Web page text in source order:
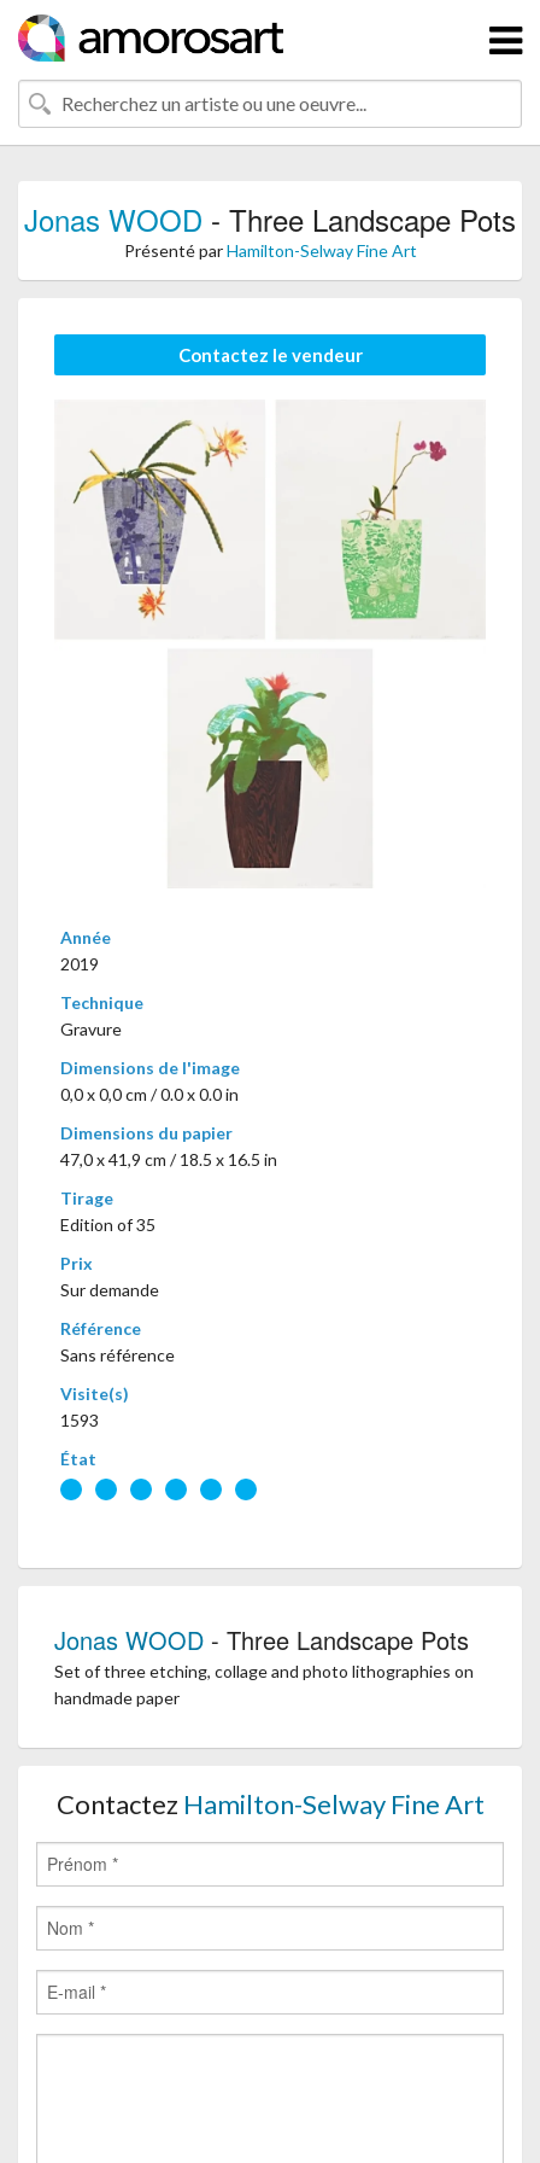
Jonas WOOD - Three Landscape Pots
Présenté parHamilton-Selway Fine Art
Contactez le vendeur
Année
2019
Technique
Gravure
Dimensions de l'image
0,0 x 0,0 cm / 0.0 x 0.0 in
Dimensions du papier
47,0 x 41,9 cm / 18.5 x 16.5 in
Tirage
Edition of 35
Prix
Sur demande
Référence
Sans référence
Visite(s)
1593
État
Jonas WOOD - Three Landscape Pots
Set of three etching, collage and photo lithographies on
handmade paper
Contactez Hamilton-Selway Fine Art